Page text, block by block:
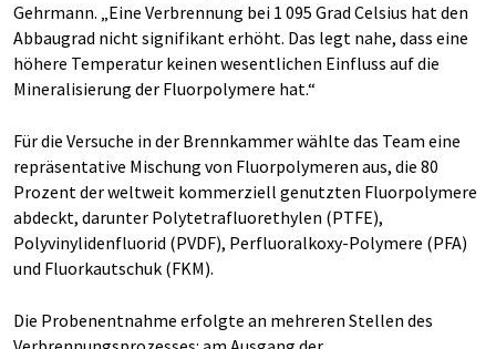
Gehrmann. „Eine Verbrennung bei 1 095 Grad Celsius hat den
Abbaugrad nicht signifikant erhöht. Das legt nahe, dass eine
höhere Temperatur keinen wesentlichen Einfluss auf die
Mineralisierung der Fluorpolymere hat.“
Für die Versuche in der Brennkammer wählte das Team eine
repräsentative Mischung von Fluorpolymeren aus, die 80
Prozent der weltweit kommerziell genutzten Fluorpolymere
abdeckt, darunter Polytetrafluorethylen (PTFE),
Polyvinylidenfluorid (PVDF), Perfluoralkoxy-Polymere (PFA)
und Fluorkautschuk (FKM).
Die Probenentnahme erfolgte an mehreren Stellen des